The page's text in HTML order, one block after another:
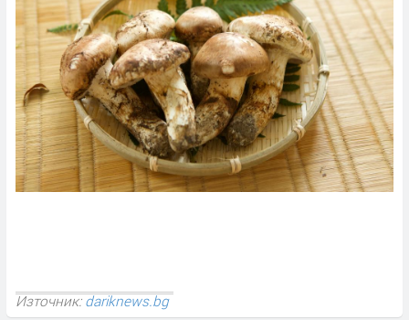
Източник:dariknews.bg